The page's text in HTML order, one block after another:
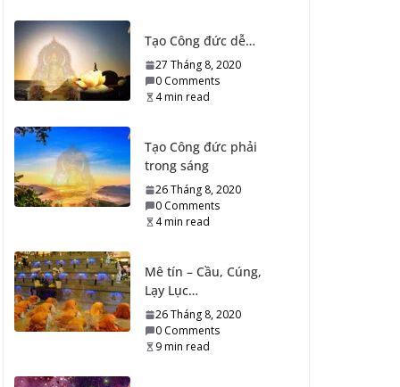
Tạo Công đức dễ…
27 Tháng 8, 2020
0 Comments
4 min read
Tạo Công đức phải
trong sáng
26 Tháng 8, 2020
0 Comments
4 min read
Mê tín – Cầu, Cúng,
Lạy Lục…
26 Tháng 8, 2020
0 Comments
9 min read